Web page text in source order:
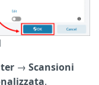
→ Scansioni
.